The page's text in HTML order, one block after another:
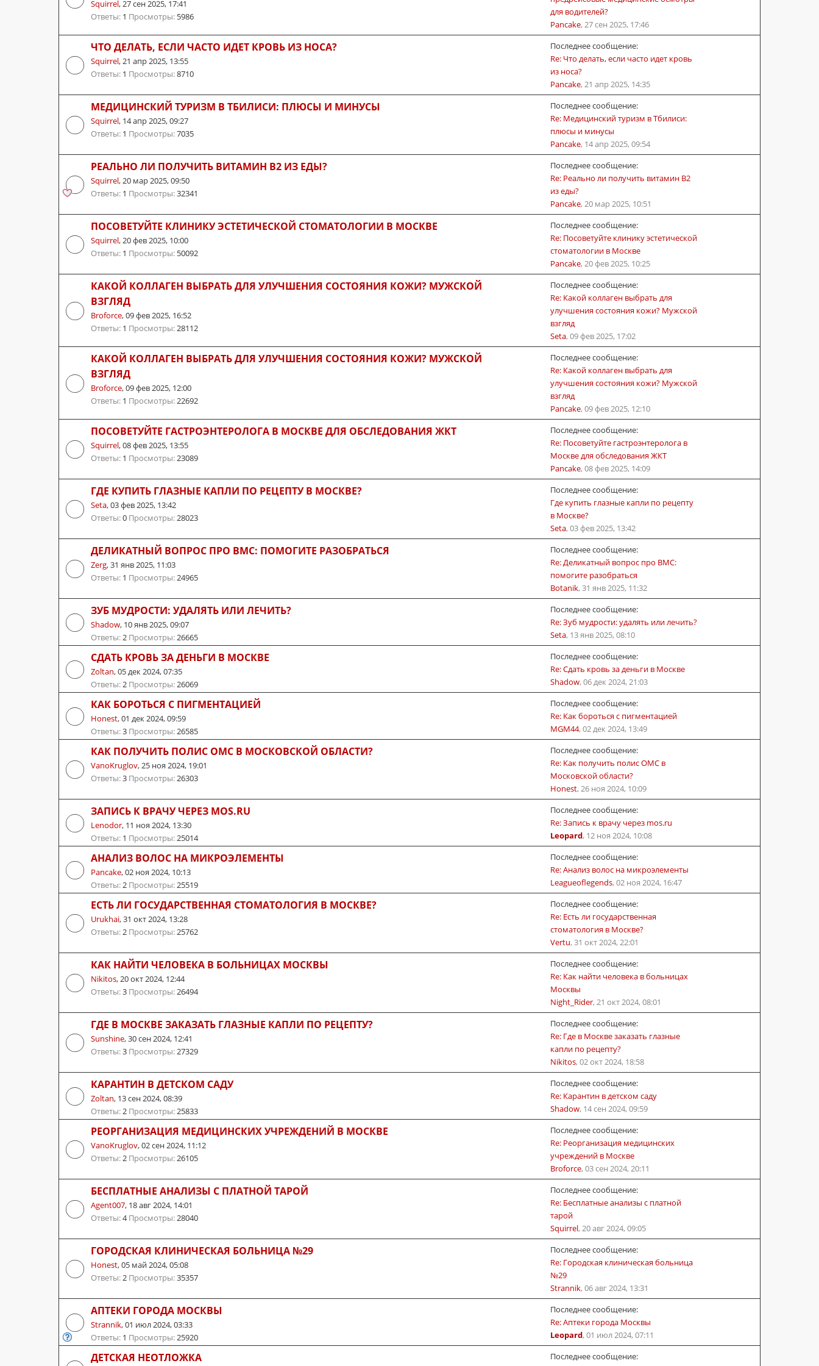
Squirrel, 27 сен 2025, 17:41
Ответы: 1 Просмотры: 5986
для водителей?
Pancake, 27 сен 2025, 17:46
ЧТО ДЕЛАТЬ, ЕСЛИ ЧАСТО ИДЕТ КРОВЬ ИЗ НОСА?
Squirrel, 21 апр 2025, 13:55
Ответы: 1 Просмотры:8710
Последнее сообщение:
Re: Что делать, если часто идет кровь
из носа?
Pancake, 21 апр 2025, 14:35
МЕДИЦИНСКИЙ ТУРИЗМ В ТБИЛИСИ: ПЛЮСЫ И МИНУСЫ
Squirrel, 14 апр 2025, 09:27
Ответы: 1 Просмотры:7035
Последнее сообщение:
Re: Медицинский туризм в Тбилиси:
плюсы и минусы
Pancake, 14 апр 2025, 09:54
РЕАЛЬНО ЛИ ПОЛУЧИТЬ ВИТАМИН B2 ИЗ ЕДЫ?
Squirrel, 20 мар 2025, 09:50
Ответы: 1 Просмотры:32341
Последнее сообщение:
Re: Реально ли получить витамин B2
из еды?
Pancake, 20 мар 2025, 10:51
ПОСОВЕТУЙТЕ КЛИНИКУ ЭСТЕТИЧЕСКОЙ СТОМАТОЛОГИИ В МОСКВЕ
Squirrel, 20 фев 2025, 10:00
Ответы: 1 Просмотры: 50092
Последнее сообщение:
Re: Посоветуйте клинику эстетической
стоматологии в Москве
Pancake, 20 фев 2025, 10:25
КАКОЙ КОЛЛАГЕН ВЫБРАТЬ ДЛЯ УЛУЧШЕНИЯ СОСТОЯНИЯ КОЖИ? МУЖСКОЙ
ВЗГЛЯД
Broforce,09 фев 2025, 16:52
Ответы: 1 Просмотры: 28112
Последнее сообщение:
Re: Какой коллаген выбрать для
улучшения состояния кожи? Мужской
взгляд
Seta, 09 фев 2025, 17:02
КАКОЙ КОЛЛАГЕН ВЫБРАТЬ ДЛЯ УЛУЧШЕНИЯ СОСТОЯНИЯ КОЖИ? МУЖСКОЙ
ВЗГЛЯД
Broforce,09 фев 2025, 12:00
Ответы: 1 Просмотры: 22692
Последнее сообщение:
Re: Какой коллаген выбрать для
улучшения состояния кожи? Мужской
взгляд
Pancake, 09 фев 2025, 12:10
ПОСОВЕТУЙТЕ ГАСТРОЭНТЕРОЛОГА В МОСКВЕ ДЛЯ ОБСЛЕДОВАНИЯ ЖКТ
Squirrel,08 фев 2025, 13:55
Ответы: 1 Просмотры: 23089
Последнее сообщение:
Re: Посоветуйте гастроэнтеролога в
Москве для обследования ЖКТ
Pancake, 08 фев 2025, 14:09
ГДЕ КУПИТЬ ГЛАЗНЫЕ КАПЛИ ПО РЕЦЕПТУ В МОСКВЕ?
Seta,03 фев 2025, 13:42
Ответы:0 Просмотры: 28023
Последнее сообщение:
Где купить глазные капли по рецепту
в Москве?
Seta, 03 фев 2025, 13:42
ДЕЛИКАТНЫЙ ВОПРОС ПРО ВМС: ПОМОГИТЕ РАЗОБРАТЬСЯ
Zerg,31 янв 2025, 11:03
Ответы: 1 Просмотры: 24965
Последнее сообщение:
Re: Деликатный вопрос про ВМС:
помогите разобраться
Botanik, 31 янв 2025, 11:32
ЗУБ МУДРОСТИ: УДАЛЯТЬ ИЛИ ЛЕЧИТЬ?
Shadow, 10 янв 2025, 09:07
Ответы: 2 Просмотры: 26665
Последнее сообщение:
Re: Зуб мудрости: удалять или лечить?
Seta, 13 янв 2025, 08:10
СДАТЬ КРОВЬ ЗА ДЕНЬГИ В МОСКВЕ
Zoltan,05 дек 2024, 07:35
Ответы: 2 Просмотры: 26069
Последнее сообщение:
Re: Сдать кровь за деньги в Москве
Shadow, 06 дек 2024, 21:03
КАК БОРОТЬСЯ С ПИГМЕНТАЦИЕЙ
Honest,01 дек 2024, 09:59
Ответы:3 Просмотры: 26585
Последнее сообщение:
Re: Как бороться с пигментацией
MGM44, 02 дек 2024, 13:49
КАК ПОЛУЧИТЬ ПОЛИС ОМС В МОСКОВСКОЙ ОБЛАСТИ?
VanoKruglov, 25 ноя 2024, 19:01
Ответы:3 Просмотры: 26303
Последнее сообщение:
Re: Как получить полис ОМС в
Московской области?
Honest, 26 ноя 2024, 10:09
ЗАПИСЬ К ВРАЧУ ЧЕРЕЗ MOS.RU
Lenodor, 11 ноя 2024, 13:30
Ответы: 1 Просмотры: 25014
Последнее сообщение:
Re: Запись к врачу через mos.ru
Leopard, 12 ноя 2024, 10:08
АНАЛИЗ ВОЛОС НА МИКРОЭЛЕМЕНТЫ
Pancake,02 ноя 2024, 10:13
Ответы: 2 Просмотры: 25519
Последнее сообщение:
Re: Анализ волос на микроэлементы
Leagueoflegends, 02 ноя 2024, 16:47
ЕСТЬ ЛИ ГОСУДАРСТВЕННАЯ СТОМАТОЛОГИЯ В МОСКВЕ?
Urukhai,31 окт 2024, 13:28
Ответы: 2 Просмотры: 25762
Последнее сообщение:
Re: Есть ли государственная
стоматология в Москве?
Vertu, 31 окт 2024, 22:01
КАК НАЙТИ ЧЕЛОВЕКА В БОЛЬНИЦАХ МОСКВЫ
Nikitos, 20 окт 2024, 12:44
Ответы:3 Просмотры: 26494
Последнее сообщение:
Re: Как найти человека в больницах
Москвы
Night_Rider, 21 окт 2024, 08:01
ГДЕ В МОСКВЕ ЗАКАЗАТЬ ГЛАЗНЫЕ КАПЛИ ПО РЕЦЕПТУ?
Sunshine,30 сен 2024, 12:41
Ответы:3 Просмотры: 27329
Последнее сообщение:
Re: Где в Москве заказать глазные
капли по рецепту?
Nikitos, 02 окт 2024, 18:58
КАРАНТИН В ДЕТСКОМ САДУ
Zoltan, 13 сен 2024, 08:39
Ответы: 2 Просмотры: 25833
Последнее сообщение:
Re: Карантин в детском саду
Shadow, 14 сен 2024, 09:59
РЕОРГАНИЗАЦИЯ МЕДИЦИНСКИХ УЧРЕЖДЕНИЙ В МОСКВЕ
VanoKruglov,02 сен 2024, 11:12
Ответы: 2 Просмотры: 26105
Последнее сообщение:
Re: Реорганизация медицинских
учреждений в Москве
Broforce, 03 сен 2024, 20:11
БЕСПЛАТНЫЕ АНАЛИЗЫ С ПЛАТНОЙ ТАРОЙ
Agent007, 18 авг 2024, 14:01
Ответы:4Просмотры: 28040
Последнее сообщение:
Re: Бесплатные анализы с платной
тарой
Squirrel, 20 авг 2024, 09:05
ГОРОДСКАЯ КЛИНИЧЕСКАЯ БОЛЬНИЦА №29
Honest,05 май 2024, 05:08
Ответы: 2 Просмотры:35357
Последнее сообщение:
Re: Городская клиническая больница
№29
Strannik, 06 авг 2024, 13:31
АПТЕКИ ГОРОДА МОСКВЫ
Strannik,01 июл 2024, 03:33
Ответы: 1 Просмотры: 25920
Последнее сообщение:
Re: Аптеки города Москвы
Leopard, 01 июл 2024, 07:11
ДЕТСКАЯ НЕОТЛОЖКА
Последнее сообщение: